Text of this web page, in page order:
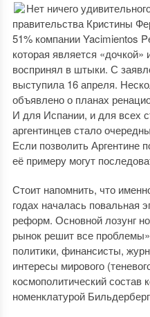
Нет ничего
правительства Кристины
51% компании Yacimientos
которая является
воспринял в штыки. С
выступила 16 апреля.
объявлено о планах
И для Испании, и для всех
аргентинцев стало
Если позволить Аргентине
её примеру могут
Стоит напомнить, что
годах началась повальная
реформ. Основной лозунг
рынок решит все
политики, финансисты,
интересы мирового
космополитический состав
номенклатурой